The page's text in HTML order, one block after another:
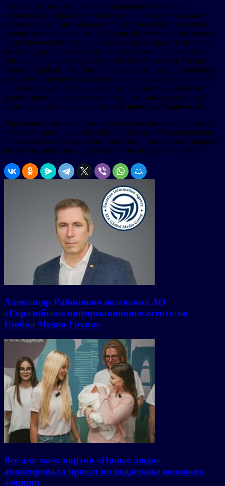
«По итогам комплексного обследования установлены
столичные районы, в границах которых с начала года было
зафиксировано минимальное количество случаев земельно-
имущественных нарушений. Условный рейтинг возглавляет
Бескудниковский район, в котором зафиксировано 38 таких
фактов, далее следует Гагаринский, Восточный районы и
район Проспект Вернадского – 49, 54 и 59 соответственно,
замыкает рейтинг Марфино с 71 нарушением. Для сравнения:
в большинстве других районов число нарушений колеблется
приблизительно от ста до двух тысяч. В настоящее время
ведется работа по их устранению», – рассказал начальник
Госинспекции по недвижимости Владислав Овчинский.
Нарушения земельного законодательства выявлены в рамках
инвентаризации всех 146 районов Москвы. В ходе проверок
применялись в том числе беспилотные летательные аппараты,
автоматизированные алгоритмы и иные средства контроля.
Александр Рабинович возглавил АО
«Евразийское информационное агентство
Глобал Медиа Групп»
Все для мам: партия «Новые люди»
анонсировала проект по поддержке одиноких
женщин